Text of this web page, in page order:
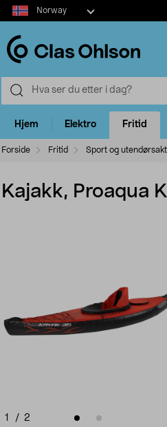
Select
market
Norway
Hjem Elektro Fritid
Forside Fritid Sport og
Kajakk, Proaqua
1 / 2